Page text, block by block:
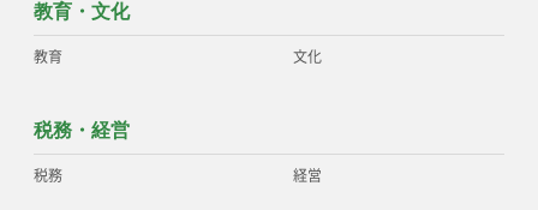
教育・文化
教育 文化
税務・経営
税務 経営